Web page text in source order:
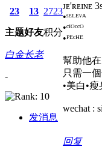
23
主题
13
好友
2723
积分
白金长老
-
发消息
ᴊᴇ'ʀᴇɪɴᴇ
•ˢᴱᴸᴱᵛᴬ
•ᶜᴵᴼᶜᶜᴼ
•ᴾᴱᶜᴴᴱ
幫助他
只需一
•美白•
wechat :
回复